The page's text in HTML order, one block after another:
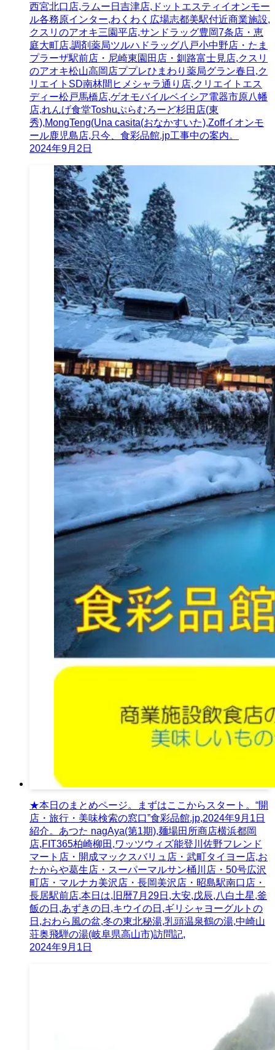
西宮北口店,ラムー日吉津店,ドットエスティイオンモー
ル各務原インター,わくわく広場志都美駅付近商業施設,
クスリのアオキ三園平店,サンドラッグ豊岡7条店・恵
庭大町店,調剤薬局ツルハドラッグ八戸小中野店・たま
プラーザ駅前店・尼崎東園田店・釧路富士見店,クスリ
のアオキ松山高岡店ププレひまわり薬局グラン春日,ク
リエイトSD南林間ヒメシャラ通り店,クリエイトエス
ディー松戸馬橋店,ゲオモバイルベイシア電器市原八幡
店,れんげ食堂Toshuぷらむろーど杉田店(東
秀),MongTeng(Una casita(おなかすいた),Zoffイオンモ
ール鹿児島店,只今、食彩品館.jp工事中の案内。
2024年9月2日
★本日のまとめページ。まずはここからスタート。“開
店・旅行・美味検索の窓口”食彩品館.jp,2024年9月1日
紹介。あつた nagAya(第1期),麺場田所商店横浜都岡
店,FIT365柏崎柳田,ワッツウィズ能登川佐野フレンド
マート店・開成マックスバリュ店・武町タイヨー店,お
たからや葛生店・スーパーマルサン桶川店・50号広沢
町店・マルナカ美沢店・長岡美沢店・昭島駅南口店・
長居駅前店,本日は,旧暦7月29日,大安,戊辰,八白土星,釜
飯の日,あずきの日,キウイの日,ギリシャヨーグルトの
日,おわら風の盆,冬の東北秘湯,乳頭温泉鶴の湯,中崎山
荘奥飛騨の湯(岐阜県高山市)訪問記,
2024年9月1日